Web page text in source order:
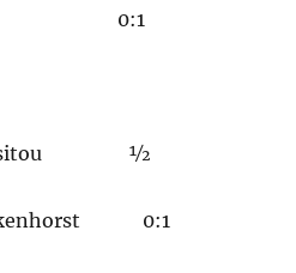
Veit 0:1
½
0:1